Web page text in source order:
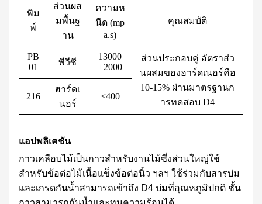
พิม
พ์
ส่วนผส
มพื้นฐ
าน
ความห
นืด (mp
a.s)
คุณสมบัติ
PB
01
พีวีซี
13000
±2000
ส่วนประกอบคู่ อัตราส่ว
นผสมของฮาร์ดเนอร์คือ
10-15% ผ่านมาตรฐานก
ารทดสอบ D4
216
ฮาร์ดเ
นอร์
<400
แอปพลิเคชัน
กาวเคลือบไม้เป็นกาวสำหรับงานไม้ซึ่งส่วนใหญ่ใช้
สำหรับข้อต่อไม้เนื้อแข็งข้อต่อนิ้ว ฯลฯ ใช้ร่วมกับสารบ่ม
และเกรดกันน้ำสามารถเข้าถึง D4 บ่มที่อุณหภูมิปกติ ชั้น